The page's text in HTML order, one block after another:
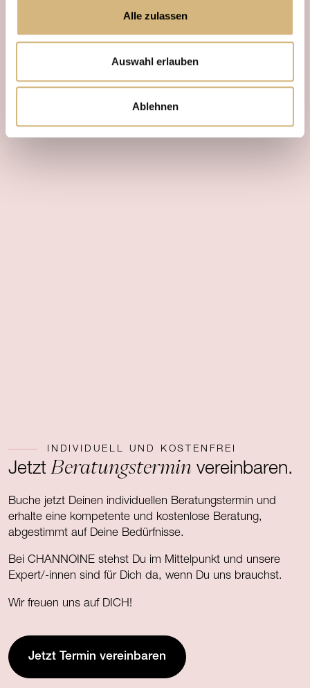
Alle zulassen
Auswahl erlauben
Ablehnen
INDIVIDUELL UND KOSTENFREI
JetztBeratungstermin vereinbaren.
Buche jetzt Deinen individuellen Beratungstermin und
erhalte eine kompetente und kostenlose Beratung,
abgestimmt auf Deine Bedürfnisse.
Bei CHANNOINE stehst Du im Mittelpunkt und unsere
Expert/-innen sind für Dich da, wenn Du uns brauchst.
Wir freuen uns auf DICH!
Jetzt Termin vereinbaren